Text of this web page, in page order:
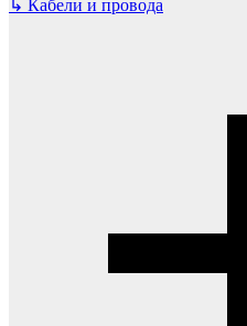
↳ Кабели и провода